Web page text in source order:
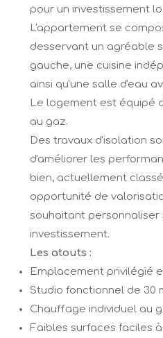
pour un investissement
L'appartement se
desservant un agréable
gauche, une cuisine
ainsi qu'une salle d'eau
Le logement est équipé
au gaz.
Des travaux d'isolation
d'améliorer les
bien, actuellement classé
opportunité de
souhaitant personnaliser
investissement.
Les atouts :
Emplacement privilégié
Studio fonctionnel de 30
Chauffage individuel au
Faibles surfaces faciles